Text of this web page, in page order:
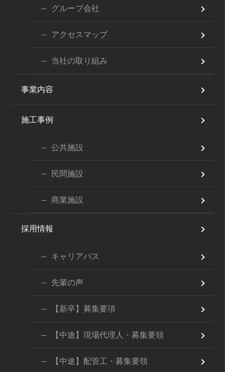
グループ会社
アクセスマップ
当社の取り組み
事業内容
施工事例
公共施設
民間施設
商業施設
採用情報
キャリアパス
先輩の声
【新卒】募集要項
【中途】現場代理人・募集要領
【中途】配管工・募集要領